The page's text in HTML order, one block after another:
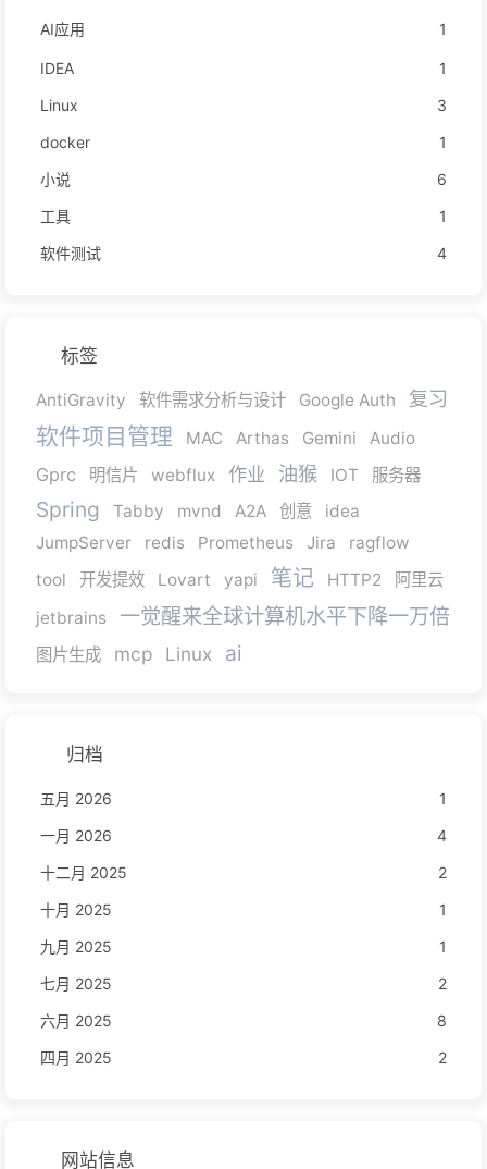
AI应用 1
IDEA
1
Linux
3
docker
1
小说
6
工具
1
软件测试
4
标签
AntiGravity 软件需求分析与设计 Google Auth 复习
软件项目管理 MAC Arthas Gemini Audio
Gprc 明信片 webflux 作业 油猴 IOT 服务器
Spring Tabby mvnd A2A 创意
idea
JumpServer
redis Prometheus Jira
ragflow
tool
开发提效 Lovart yapi 笔记 HTTP2
阿里云
jetbrains
一觉醒来全球计算机水平下降一万倍
图片生成 mcp Linux ai
归档
五月 2026
1
一月 2026
4
十二月 2025
2
十月 2025
1
九月 2025
1
七月 2025
2
六月 2025
8
四月 2025
2
网站信息